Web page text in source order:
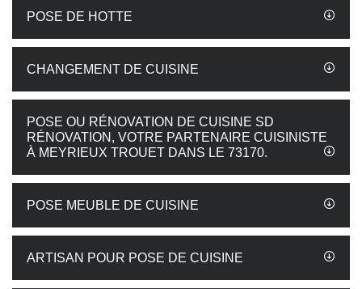
POSE DE HOTTE
CHANGEMENT DE CUISINE
POSE OU RÉNOVATION DE CUISINE SD
RÉNOVATION, VOTRE PARTENAIRE CUISINISTE
À MEYRIEUX TROUET DANS LE 73170.
POSE MEUBLE DE CUISINE
ARTISAN POUR POSE DE CUISINE